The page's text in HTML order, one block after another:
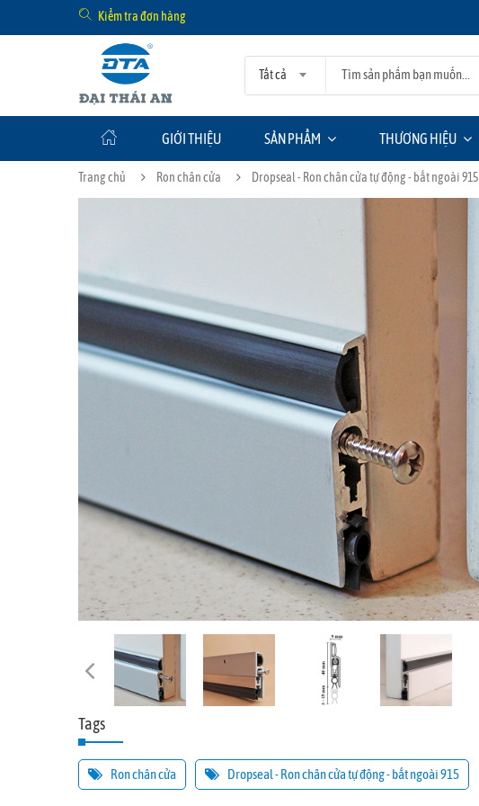
Kiểm tra đơn hàng
Tất cả
GIỚI THIỆU SẢN PHẨM THƯƠNG HIỆU
Trang chủ Ron chân cửa Dropseal - Ron chân cửa tự động - bắt ngoài 915
Tags
Ron chân cửa Dropseal - Ron chân cửa tự động - bắt ngoài 915